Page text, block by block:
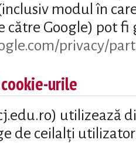
modul în
către Google) pot fi
privacy/
urile
utilizează
de ceilalți